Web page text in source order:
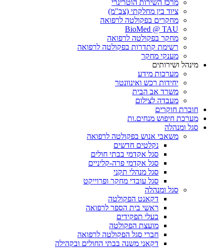
מרכז השירות הוטרינרי
ציוד בין מחלקתי (צב"מ)
מחקרים בפקולטה לרפואה
BioMed @ TAU
מחקר בפקולטה לרפואה
רשימת קתדרות בפקולטה לרפואה
מענקי מחקר
מינהל ושירותים
מערכות מידע
יחידות רכש ואינוונטר
משרד אב הבית
מעבדה לצילום
חוברת חוקרים
מערכת חיפוש מנחים.ות
סגל ומנהלה
משאבי אנוש בפקולטה לרפואה
נקלטים חדשים
סגל אקדמי בבתי חולים
סגל אקדמי פרה-קליניים
סגל מנהלי תקני
סגל עובדי מחקר ופרוייקט
סגל ומנהלה
דקאנט הפקולטה
ראשי בית הספר לרפואה
בעלי תפקידים
מועצת הפקולטה
חברי סגל הפקולטה לרפואה
דקאני משנה בבתי החולים ובקהילה